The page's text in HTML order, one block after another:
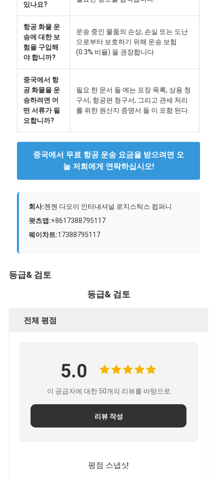
공장 투어
품질 관리
연락처
국제 화물운송 포워드
해상운송
중국에서 DDP 배송
선적을 나타내세요
철도 운송
있나요?
항공 화물 운
송에 대한 보
험을 구입해
야 합니까?
운송 중인 물품의 손상, 손실 또는 도난
으로부터 보호하기 위해 운송 보험
(0.3% 비율) 을 권장합니다.
중국에서 항
공 화물을 운
송하려면 어
떤 서류가 필
요합니까?
필요 한 문서 들 에는 포장 목록, 상용 청
구서, 항공편 청구서, 그리고 관세 처리
를 위한 원산지 증명서 들 이 포함 된다.
중국에서 무료 항공 운송 요금을 받으려면 오
늘 저희에게 연락하십시오!
회사:첸젠 다오이 인터내셔널 로지스틱스 컴퍼니
왓츠앱:+8617388795117
웨이차트:17388795117
등급& 검토
등급& 검토
전체 평점
5.0
이 공급자에 대한 50개의 리뷰를 바탕으로
리뷰 작성
평점 스냅샷